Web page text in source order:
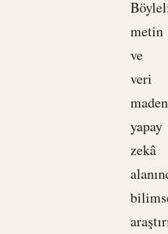
metin
ve
veri
yapay
zekâ